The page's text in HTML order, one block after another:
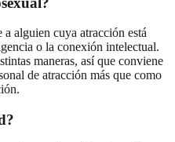
a alguien cuya atracción está
o la conexión intelectual.
maneras, así que conviene
de atracción más que como